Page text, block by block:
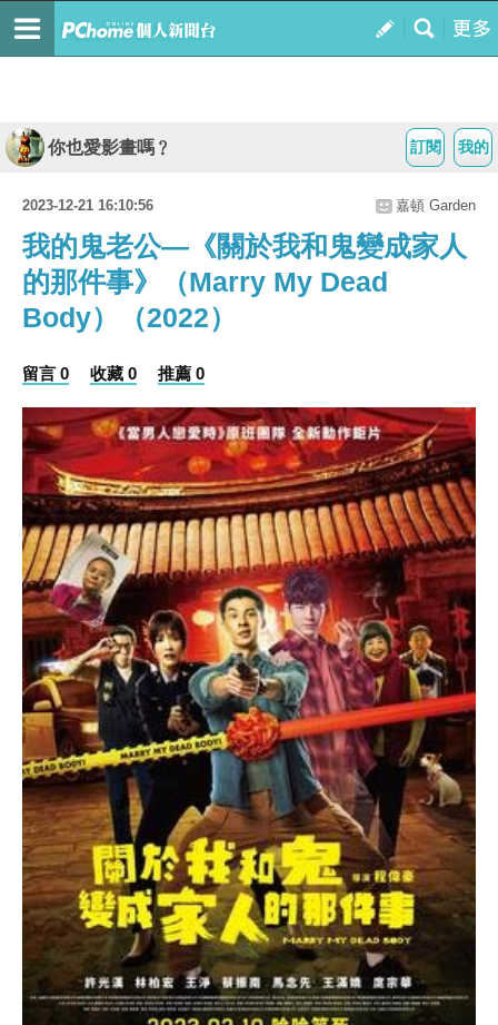
我的
訂閱
你也愛影畫嗎﹖
2023-12-21 16:10:56 嘉頓 Garden
我的鬼老公—《關於我和鬼變成家人
的那件事》（Marry My Dead
Body）（2022）
留言 0 收藏 0 推薦 0